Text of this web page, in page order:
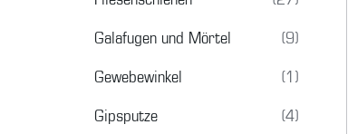
Galafugen und Mörtel (9)
Gewebewinkel (1)
Gipsputze (4)